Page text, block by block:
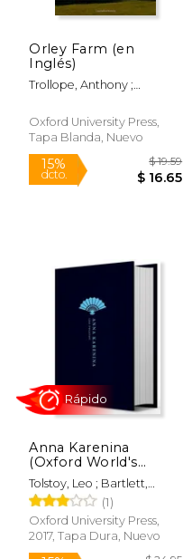
Orley Farm (en
Inglés)
Trollope, Anthony ;
Oxford University Press,
Tapa Blanda, Nuevo
dcto.
Anna Karenina
(Oxford World's
Classics Hardback
Collection) (en Inglés)
Tolstoy, Leo ; Bartlett,
Rosamund
(1)
Oxford University Press,
2017, Tapa Dura, Nuevo